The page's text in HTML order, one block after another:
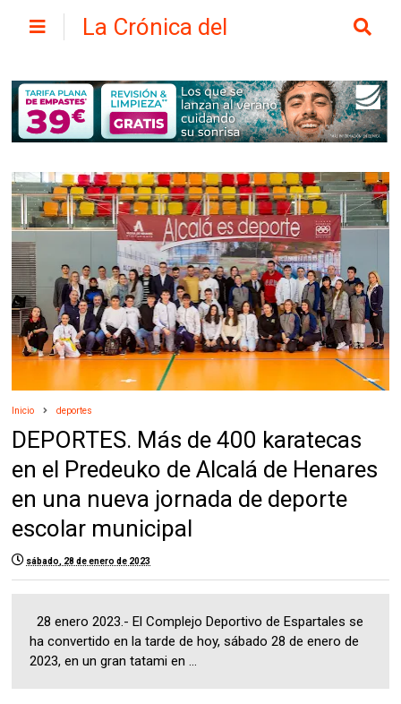
La Crónica del
Inicio deportes
DEPORTES. Más de 400 karatecas
en el Predeuko de Alcalá de Henares
en una nueva jornada de deporte
escolar municipal
sábado, 28 de enero de 2023
28 enero 2023.- El Complejo Deportivo de Espartales se
ha convertido en la tarde de hoy, sábado 28 de enero de
2023, en un gran tatami en ...